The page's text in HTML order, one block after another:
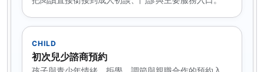
CHILD
初次兒少諮商預約